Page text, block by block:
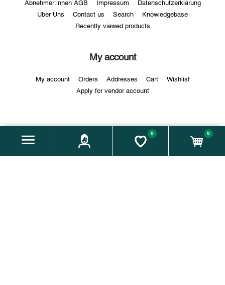
0 0
Abnehmer:innen AGB Impressum Datenschutzerklärung
Über Uns Contact us Search Knowledgebase
Recently viewed products
My account
My account Orders Addresses Cart Wishlist
Apply for vendor account